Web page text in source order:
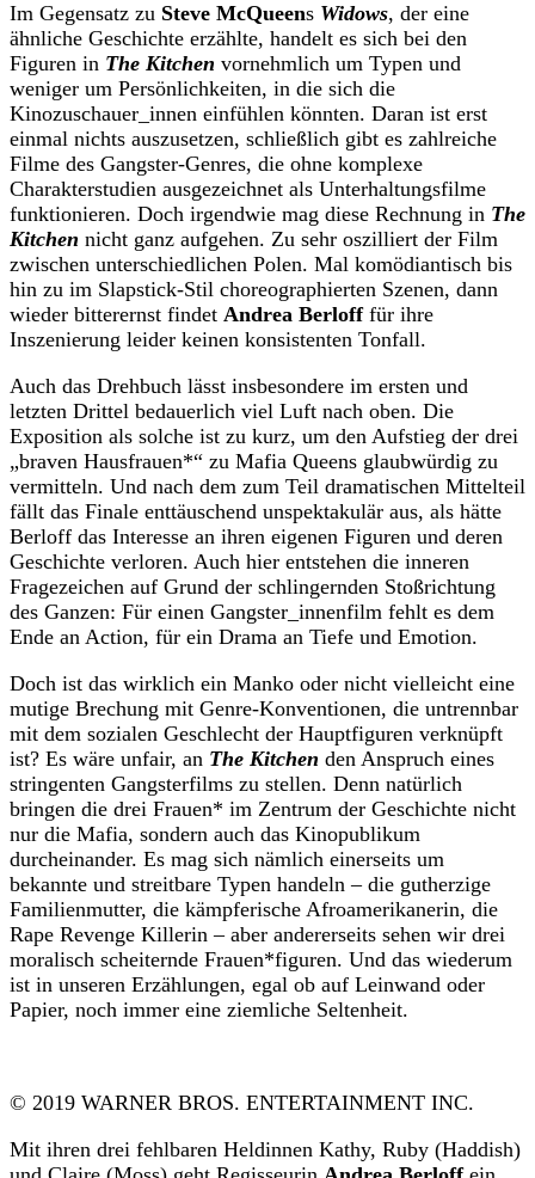
Im Gegensatz zu Steve McQueens Widows, der eine
ähnliche Geschichte erzählte, handelt es sich bei den
Figuren in The Kitchen vornehmlich um Typen und
weniger um Persönlichkeiten, in die sich die
Kinozuschauer_innen einfühlen könnten. Daran ist erst
einmal nichts auszusetzen, schließlich gibt es zahlreiche
Filme des Gangster-Genres, die ohne komplexe
Charakterstudien ausgezeichnet als Unterhaltungsfilme
funktionieren. Doch irgendwie mag diese Rechnung in The
Kitchen nicht ganz aufgehen. Zu sehr oszilliert der Film
zwischen unterschiedlichen Polen. Mal komödiantisch bis
hin zu im Slapstick-Stil choreographierten Szenen, dann
wieder bitterernst findet Andrea Berloff für ihre
Inszenierung leider keinen konsistenten Tonfall.
Auch das Drehbuch lässt insbesondere im ersten und
letzten Drittel bedauerlich viel Luft nach oben. Die
Exposition als solche ist zu kurz, um den Aufstieg der drei
„braven Hausfrauen*“ zu Mafia Queens glaubwürdig zu
vermitteln. Und nach dem zum Teil dramatischen Mittelteil
fällt das Finale enttäuschend unspektakulär aus, als hätte
Berloff das Interesse an ihren eigenen Figuren und deren
Geschichte verloren. Auch hier entstehen die inneren
Fragezeichen auf Grund der schlingernden Stoßrichtung
des Ganzen: Für einen Gangster_innenfilm fehlt es dem
Ende an Action, für ein Drama an Tiefe und Emotion.
Doch ist das wirklich ein Manko oder nicht vielleicht eine
mutige Brechung mit Genre-Konventionen, die untrennbar
mit dem sozialen Geschlecht der Hauptfiguren verknüpft
ist? Es wäre unfair, an The Kitchen den Anspruch eines
stringenten Gangsterfilms zu stellen. Denn natürlich
bringen die drei Frauen* im Zentrum der Geschichte nicht
nur die Mafia, sondern auch das Kinopublikum
durcheinander. Es mag sich nämlich einerseits um
bekannte und streitbare Typen handeln – die gutherzige
Familienmutter, die kämpferische Afroamerikanerin, die
Rape Revenge Killerin – aber andererseits sehen wir drei
moralisch scheiternde Frauen*figuren. Und das wiederum
ist in unseren Erzählungen, egal ob auf Leinwand oder
Papier, noch immer eine ziemliche Seltenheit.
© 2019 WARNER BROS. ENTERTAINMENT INC.
Mit ihren drei fehlbaren Heldinnen Kathy, Ruby (Haddish)